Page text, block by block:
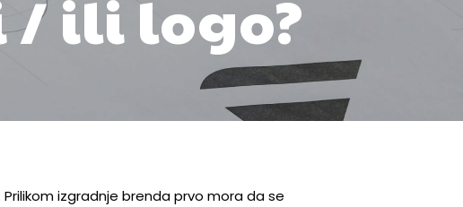
/ ili logo?
izgradnje brendaprvo mora da se